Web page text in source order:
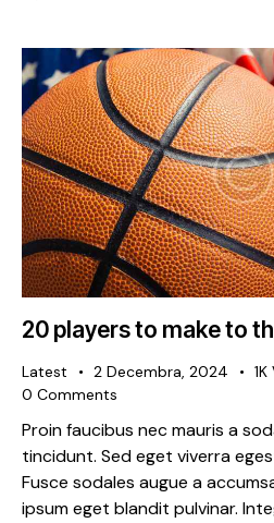
20 players to make to
Latest 2 Decembra, 2024 1K
0 Comments
Proin faucibus nec mauris a
tincidunt. Sed eget viverra
Fusce sodales augue a
ipsum eget blandit pulvinar.